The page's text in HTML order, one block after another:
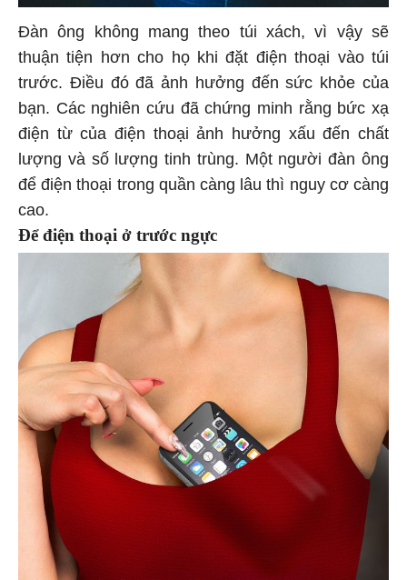
Đàn ông không mang theo túi xách, vì vậy sẽ
thuận tiện hơn cho họ khi đặt điện thoại vào túi
trước. Điều đó đã ảnh hưởng đến sức khỏe của
bạn. Các nghiên cứu đã chứng minh rằng bức xạ
điện từ của điện thoại ảnh hưởng xấu đến chất
lượng và số lượng tinh trùng. Một người đàn ông
để điện thoại trong quần càng lâu thì nguy cơ càng
cao.
Để điện thoại ở trước ngực